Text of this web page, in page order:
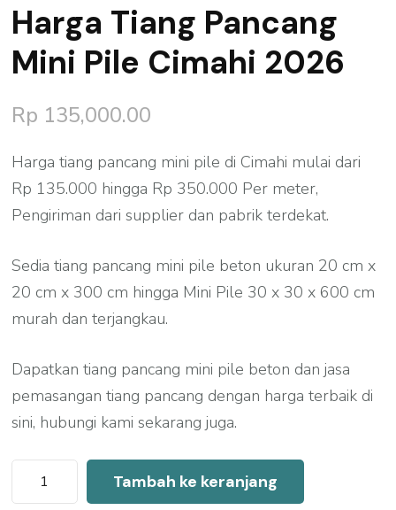
Harga Tiang Pancang
Mini Pile Cimahi 2026
Rp 135,000.00
Harga tiang pancang mini pile di Cimahi mulai dari
Rp 135.000 hingga Rp 350.000 Per meter,
Pengiriman dari supplier dan pabrik terdekat.
Sedia tiang pancang mini pile beton ukuran 20 cm x
20 cm x 300 cm hingga Mini Pile 30 x 30 x 600 cm
murah dan terjangkau.
Dapatkan tiang pancang mini pile beton dan jasa
pemasangan tiang pancang dengan harga terbaik di
sini, hubungi kami sekarang juga.
Kuantitas
Harga
Tambah ke keranjang